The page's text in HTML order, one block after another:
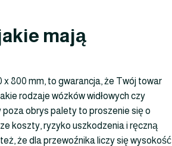
mają
800 mm, to gwarancja, że Twój towar
rodzaje wózków widłowych czy
obrys palety to proszenie się o
koszty, ryzyko uszkodzenia i ręczną
że dla przewoźnika liczy się wysokość